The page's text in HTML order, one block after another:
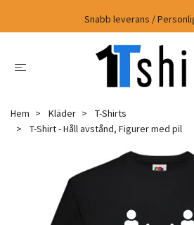
Snabb leverans /
Hem Kläder
T-Shirts
T-Shirt - Håll avstånd, Figurer med pil